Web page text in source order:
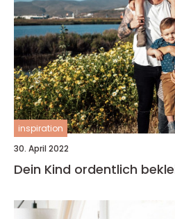
inspiration
30. April 2022
Dein Kind ordentlich